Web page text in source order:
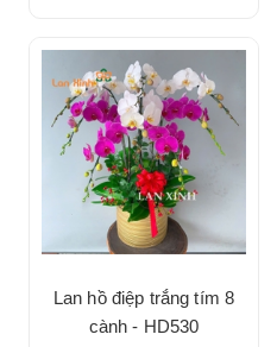
Lan hồ điệp trắng tím 8
cành - HD530